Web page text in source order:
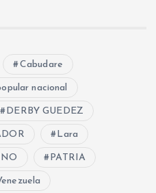
Cabudare
nacional
DERBY GUEDEZ
Lara
PATRIA